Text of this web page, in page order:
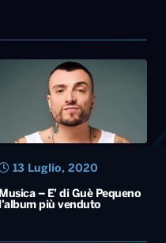
Musica – E’ di Guè Pequeno
l’album più venduto
13 Luglio, 2020